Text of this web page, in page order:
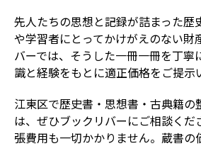
先人たちの思想と記録が詰まった歴
や学習者にとってかけがえのない財
バーでは、そうした一冊一冊を丁寧
識と経験をもとに適正価格をご提示
江東区で歴史書・思想書・古典籍の
は、ぜひブックリバーにご相談くだ
張費用も一切かかりません。蔵書の